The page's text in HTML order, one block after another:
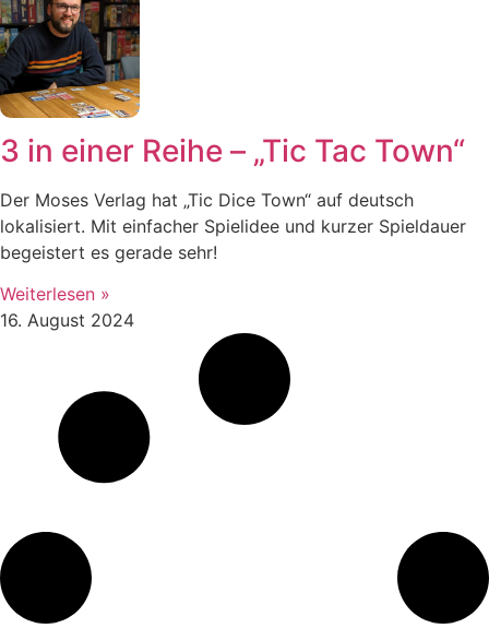
3 in einer Reihe – „Tic Tac Town“
Der Moses Verlag hat „Tic Dice Town“ auf deutsch
lokalisiert. Mit einfacher Spielidee und kurzer Spieldauer
begeistert es gerade sehr!
Weiterlesen »
16. August 2024